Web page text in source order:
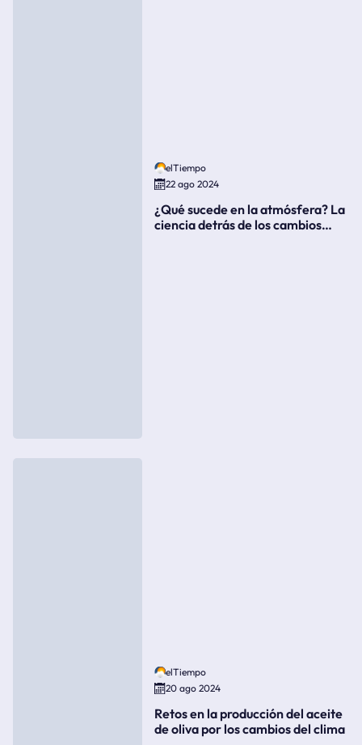
elTiempo
22 ago 2024
¿Qué sucede en la atmósfera? La
ciencia detrás de los cambios
elTiempo
20 ago 2024
Retos en la producción del aceite
de oliva por los cambios del clima